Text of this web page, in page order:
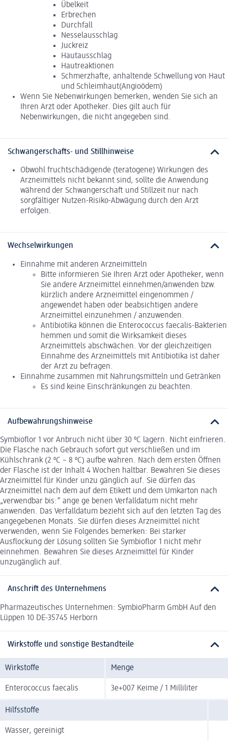
Übelkeit
Erbrechen
Durchfall
Nesselausschlag
Juckreiz
Hautausschlag
Hautreaktionen
Schmerzhafte, anhaltende Schwellung von Haut
und Schleimhaut(Angioödem)
Wenn Sie Nebenwirkungen bemerken, wenden Sie sich an
Ihren Arzt oder Apotheker. Dies gilt auch für
Nebenwirkungen, die nicht angegeben sind.
Schwangerschafts- und Stillhinweise
Obwohl fruchtschädigende (teratogene) Wirkungen des
Arzneimittels nicht bekannt sind, sollte die Anwendung
während der Schwangerschaft und Stillzeit nur nach
sorgfältiger Nutzen-Risiko-Abwägung durch den Arzt
erfolgen.
Wechselwirkungen
Einnahme mit anderen Arzneimitteln
Bitte informieren Sie Ihren Arzt oder Apotheker, wenn
Sie andere Arzneimittel einnehmen/anwenden bzw.
kürzlich andere Arzneimittel eingenommen /
angewendet haben oder beabsichtigen andere
Arzneimittel einzunehmen / anzuwenden.
Antibiotika können die Enterococcus faecalis-Bakterien
hemmen und somit die Wirksamkeit dieses
Arzneimittels abschwächen. Vor der gleichzeitigen
Einnahme des Arzneimittels mit Antibiotika ist daher
der Arzt zu befragen.
Einnahme zusammen mit Nahrungsmitteln und Getränken
Es sind keine Einschränkungen zu beachten.
Aufbewahrungshinweise
Symbioflor 1 vor Anbruch nicht über 30 ºC lagern. Nicht einfrieren.
Die Flasche nach Gebrauch sofort gut verschließen und im
Kühlschrank (2 ºC – 8 ºC) aufbe wahren. Nach dem ersten Öffnen
der Flasche ist der Inhalt 4 Wochen haltbar. Bewahren Sie dieses
Arzneimittel für Kinder unzu gänglich auf. Sie dürfen das
Arzneimittel nach dem auf dem Etikett und dem Umkarton nach
„verwendbar bis:” ange ge benen Verfalldatum nicht mehr
anwenden. Das Verfalldatum bezieht sich auf den letzten Tag des
angegebenen Monats. Sie dürfen dieses Arzneimittel nicht
verwenden, wenn Sie Folgendes bemerken: Bei starker
Ausflockung der Lösung sollten Sie Symbioflor 1 nicht mehr
einnehmen. Bewahren Sie dieses Arzneimittel für Kinder
unzugänglich auf.
Anschrift des Unternehmens
Pharmazeutisches Unternehmen: SymbioPharm GmbH Auf den
Lüppen 10 DE-35745 Herborn
Wirkstoffe und sonstige Bestandteile
Wirkstoffe Menge
Enterococcus faecalis 3e+007 Keime / 1 Milliliter
Hilfsstoffe
Wasser, gereinigt